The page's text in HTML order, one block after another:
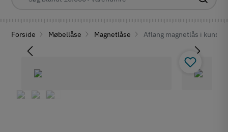
Forside Møbellåse Magnetlåse Aflang magnetlås i